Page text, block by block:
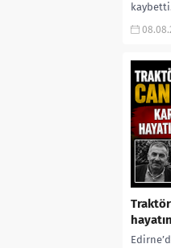
Traktör